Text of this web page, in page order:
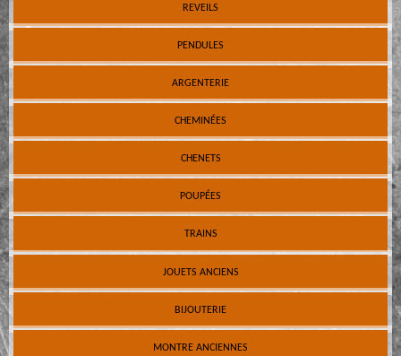
REVEILS
PENDULES
ARGENTERIE
CHEMINÉES
CHENETS
POUPÉES
TRAINS
JOUETS ANCIENS
BIJOUTERIE
MONTRE ANCIENNES